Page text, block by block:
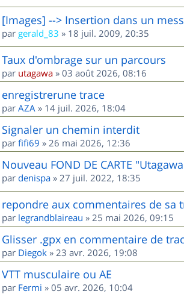
[Images] --> Insertion dans un
par gerald_83 » 18 juil. 2009, 20:35
Taux d'ombrage sur un parcours
par utagawa » 03 août 2026, 08:16
enregistrerune trace
par AZA » 14 juil. 2026, 18:04
Signaler un chemin interdit
par fifi69 » 26 mai 2026, 12:36
Nouveau FOND DE CARTE
par denispa » 27 juil. 2022, 18:35
repondre aux commentaires de sa
par legrandblaireau » 25 mai 2026, 09:15
Glisser .gpx en commentaire de
par Diegok » 23 avr. 2026, 19:08
VTT musculaire ou AE
par Fermi » 05 avr. 2026, 10:04